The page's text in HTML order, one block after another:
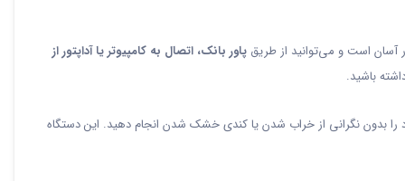
پاور بانک، اتصال به کامپیوتر یا آداپتور از
باشید.
بدون نگرانی از خراب شدن یا کندی خشک شدن انجام دهید. این دستگاه